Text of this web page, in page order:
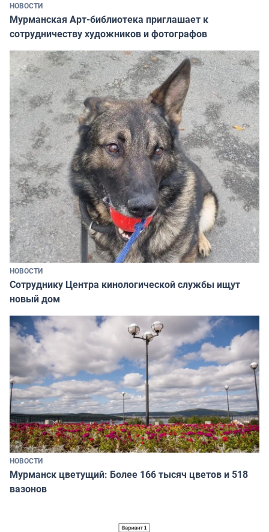
НОВОСТИ
Мурманская Арт-библиотека приглашает к
сотрудничеству художников и фотографов
НОВОСТИ
Сотруднику Центра кинологической службы ищут
новый дом
НОВОСТИ
Мурманск цветущий: Более 166 тысяч цветов и 518
вазонов